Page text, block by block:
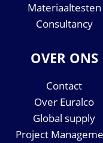
Materiaaltesten
Consultancy
OVER ONS
Contact
Over Euralco
Global supply
Project